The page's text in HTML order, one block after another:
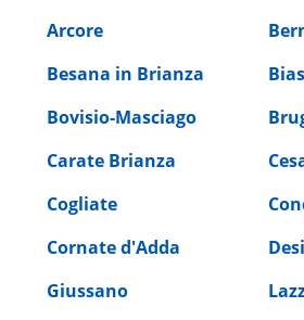
Arcore
Besana in Brianza
Bovisio-Masciago
Carate Brianza
Cogliate
Cornate d'Adda
Giussano